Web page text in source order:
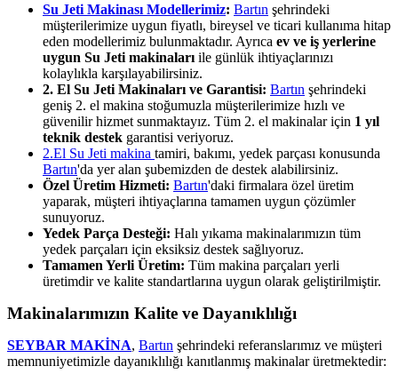
Su Jeti Makinası Modellerimiz: Bartın şehrindeki
müşterilerimize uygun fiyatlı, bireysel ve ticari kullanıma hitap
eden modellerimiz bulunmaktadır. Ayrıca ev ve iş yerlerine
uygun Su Jeti makinaları ile günlük ihtiyaçlarınızı
kolaylıkla karşılayabilirsiniz.
2. El Su Jeti Makinaları ve Garantisi: Bartın şehrindeki
geniş 2. el makina stoğumuzla müşterilerimize hızlı ve
güvenilir hizmet sunmaktayız. Tüm 2. el makinalar için 1 yıl
teknik destek garantisi veriyoruz.
2.El Su Jeti makina tamiri, bakımı, yedek parçası konusunda
Bartın'da yer alan şubemizden de destek alabilirsiniz.
Özel Üretim Hizmeti: Bartın'daki firmalara özel üretim
yaparak, müşteri ihtiyaçlarına tamamen uygun çözümler
sunuyoruz.
Yedek Parça Desteği: Halı yıkama makinalarımızın tüm
yedek parçaları için eksiksiz destek sağlıyoruz.
Tamamen Yerli Üretim: Tüm makina parçaları yerli
üretimdir ve kalite standartlarına uygun olarak geliştirilmiştir.
Makinalarımızın Kalite ve Dayanıklılığı
SEYBAR MAKİNA, Bartın şehrindeki referanslarımız ve müşteri
memnuniyetimizle dayanıklılığı kanıtlanmış makinalar üretmektedir: